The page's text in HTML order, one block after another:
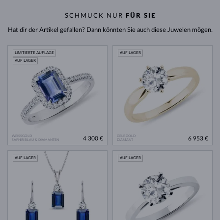
SCHMUCK NUR FÜR SIE
Hat dir der Artikel gefallen? Dann könnten Sie auch diese Juwelen mögen.
WEISSGOLD
SAPHIR BLAU & DIAMANTEN
LIMITIERTE AUFLAGE
AUF LAGER
4 300 €
GELBGOLD
DIAMANT
AUF LAGER
6 953 €
AUF LAGER AUF LAGER